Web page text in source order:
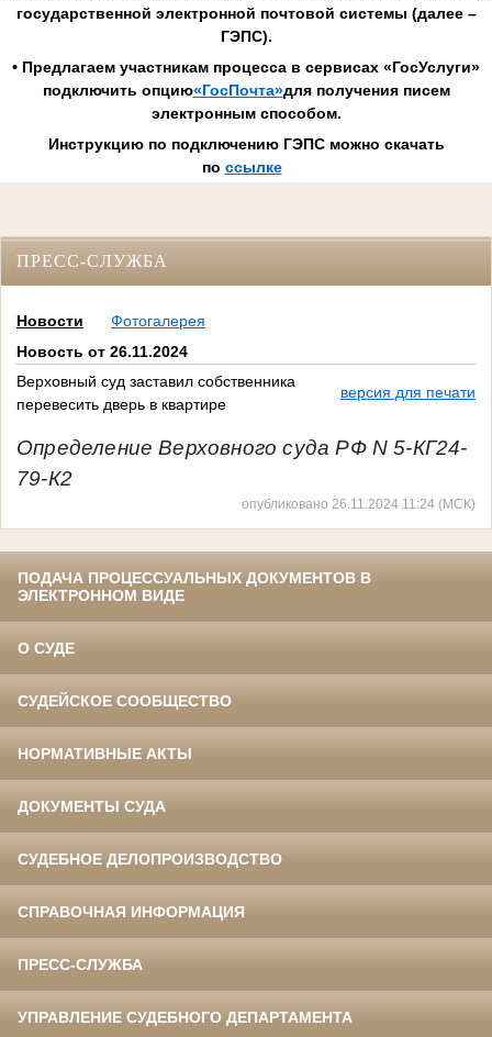
государственной электронной почтовой системы (далее –
ГЭПС).
• Предлагаем участникам процесса в сервисах «ГосУслуги»
подключить опцию«ГосПочта»для получения писем
электронным способом.
Инструкцию по подключению ГЭПС можно скачать
по ссылке
ПРЕСС-СЛУЖБА
Новости
Фотогалерея
Новость от 26.11.2024
Верховный суд заставил собственника
перевесить дверь в квартире
версия для печати
Определение Верховного cуда РФ N 5-КГ24-
79-К2
опубликовано 26.11.2024 11:24 (МСК)
ПОДАЧА ПРОЦЕССУАЛЬНЫХ ДОКУМЕНТОВ В
ЭЛЕКТРОННОМ ВИДЕ
О СУДЕ
СУДЕЙСКОЕ СООБЩЕСТВО
НОРМАТИВНЫЕ АКТЫ
ДОКУМЕНТЫ СУДА
СУДЕБНОЕ ДЕЛОПРОИЗВОДСТВО
СПРАВОЧНАЯ ИНФОРМАЦИЯ
ПРЕСС-СЛУЖБА
УПРАВЛЕНИЕ СУДЕБНОГО ДЕПАРТАМЕНТА